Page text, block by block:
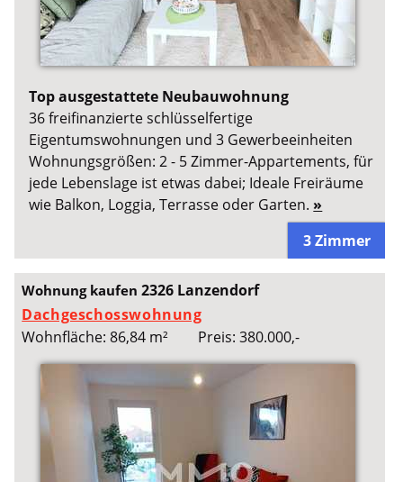
Top ausgestattete Neubauwohnung
36 freifinanzierte schlüsselfertige
Eigentumswohnungen und 3 Gewerbeeinheiten
Wohnungsgrößen: 2 - 5 Zimmer-Appartements, für
jede Lebenslage ist etwas dabei; Ideale Freiräume
wie Balkon, Loggia, Terrasse oder Garten. »
3 Zimmer
Wohnung kaufen2326 Lanzendorf
Dachgeschosswohnung
Wohnfläche: 86,84 m²
Preis: 380.000,-